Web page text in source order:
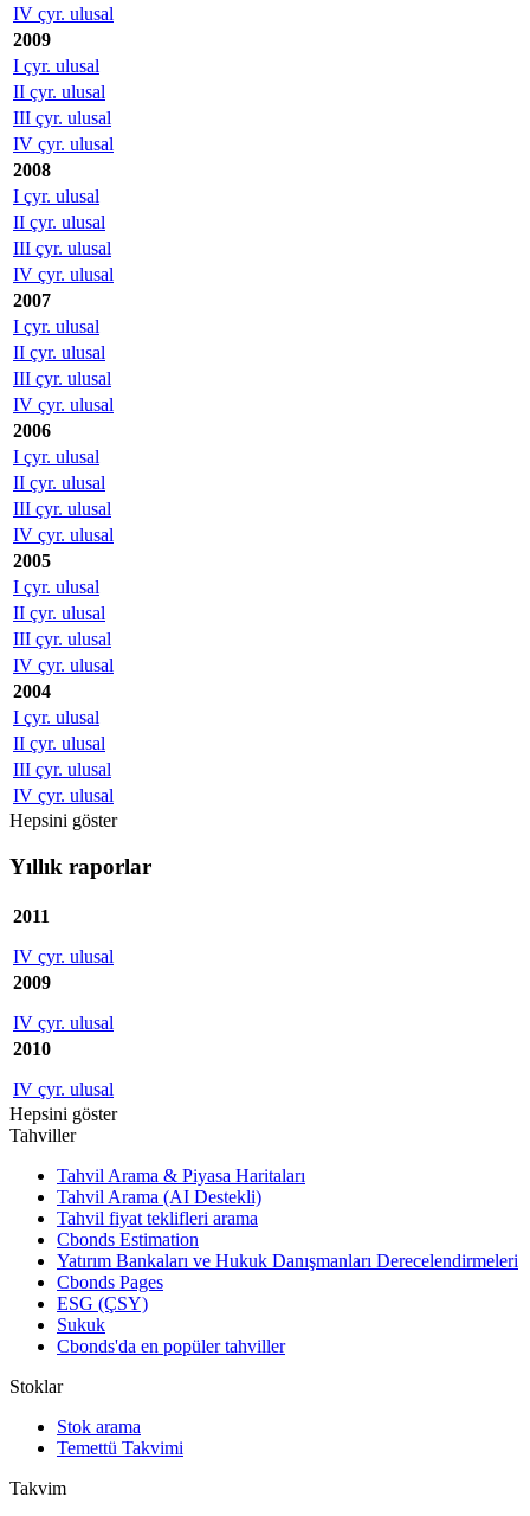
IV çyr. ulusal
2009
I çyr. ulusal
II çyr. ulusal
III çyr. ulusal
IV çyr. ulusal
2008
I çyr. ulusal
II çyr. ulusal
III çyr. ulusal
IV çyr. ulusal
2007
I çyr. ulusal
II çyr. ulusal
III çyr. ulusal
IV çyr. ulusal
2006
I çyr. ulusal
II çyr. ulusal
III çyr. ulusal
IV çyr. ulusal
2005
I çyr. ulusal
II çyr. ulusal
III çyr. ulusal
IV çyr. ulusal
2004
I çyr. ulusal
II çyr. ulusal
III çyr. ulusal
IV çyr. ulusal
Hepsini göster
Yıllık raporlar
2011
IV çyr. ulusal
2009
IV çyr. ulusal
2010
IV çyr. ulusal
Hepsini göster
Tahviller
Tahvil Arama & Piyasa Haritaları
Tahvil Arama (AI Destekli)
Tahvil fiyat teklifleri arama
Cbonds Estimation
Yatırım Bankaları ve Hukuk Danışmanları Derecelendirmeleri
Cbonds Pages
ESG (ÇSY)
Sukuk
Cbonds'da en popüler tahviller
Stoklar
Stok arama
Temettü Takvimi
Takvim